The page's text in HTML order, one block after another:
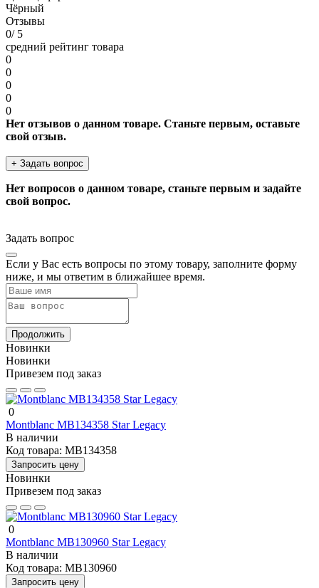
Чёрный
Отзывы
0/ 5
средний рейтинг товара
0
0
0
0
0
Нет отзывов о данном товаре. Станьте первым, оставьте
свой отзыв.
+ Задать вопрос
Нет вопросов о данном товаре, станьте первым и задайте
свой вопрос.
Задать вопрос
Если у Вас есть вопросы по этому товару, заполните форму
ниже, и мы ответим в ближайшее время.
Продолжить
Новинки
Новинки
Привезем под заказ
0
Montblanc MB134358 Star Legacy
В наличии
Код товара: MB134358
Запросить цену
Новинки
Привезем под заказ
0
Montblanc MB130960 Star Legacy
В наличии
Код товара: MB130960
Запросить цену